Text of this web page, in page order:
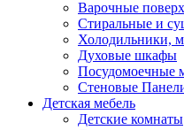
Варочные
Стиральные и
Холодильники,
Духовые шкафы
Посудомоечные
Стеновые
Детская мебель
Детские комнаты